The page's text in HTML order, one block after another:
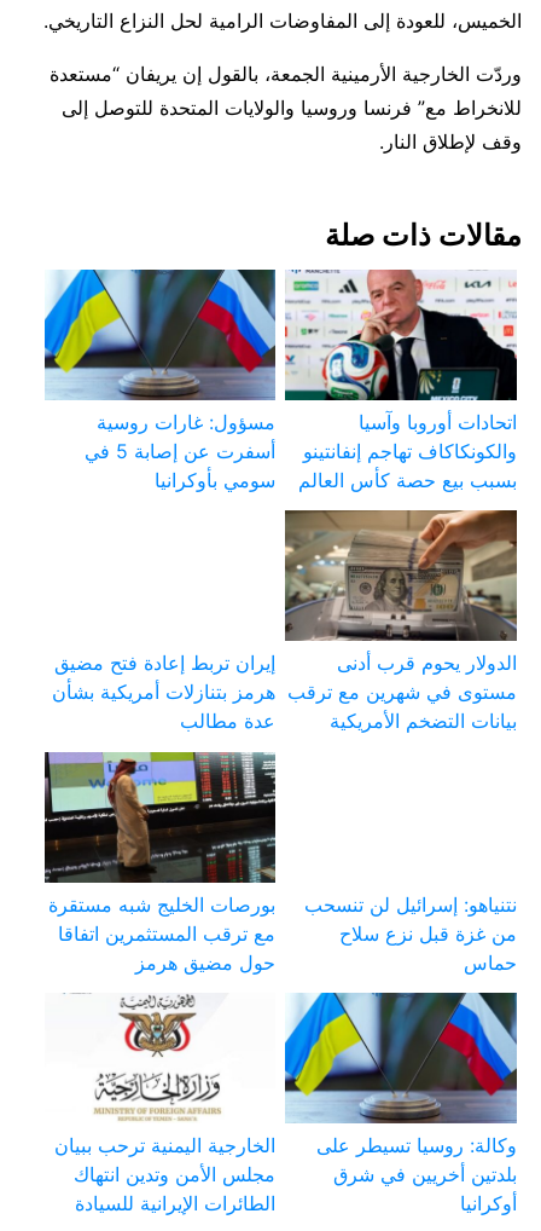
الخميس، للعودة إلى المفاوضات الرامية لحل النزاع التاريخي.
وردّت الخارجية الأرمينية الجمعة، بالقول إن يريفان “مستعدة
للانخراط مع” فرنسا وروسيا والولايات المتحدة للتوصل إلى
وقف لإطلاق النار.
مقالات ذات صلة
اتحادات أوروبا وآسيا
والكونكاكاف تهاجم إنفانتينو
بسبب بيع حصة كأس العالم
مسؤول: غارات روسية
أسفرت عن إصابة 5 في
سومي بأوكرانيا
الدولار يحوم قرب أدنى
مستوى في شهرين مع ترقب
بيانات التضخم الأمريكية
إيران تربط إعادة فتح مضيق
هرمز بتنازلات أمريكية بشأن
عدة مطالب
نتنياهو: إسرائيل لن تنسحب
من غزة قبل نزع سلاح
حماس
بورصات الخليج شبه مستقرة
مع ترقب المستثمرين اتفاقا
حول مضيق هرمز
وكالة: روسيا تسيطر على
بلدتين أخريين في شرق
أوكرانيا
الخارجية اليمنية ترحب ببيان
مجلس الأمن وتدين انتهاك
الطائرات الإيرانية للسيادة